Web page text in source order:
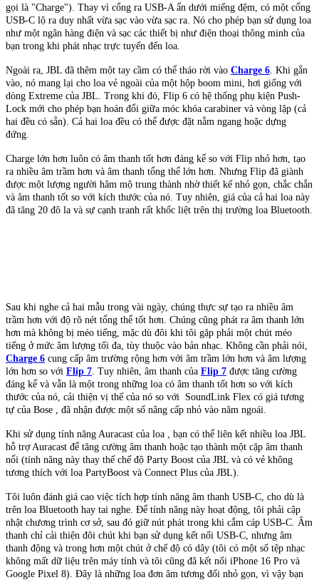
gọi là "Charge"). Thay vì cổng ra USB-A ẩn dưới miếng đệm, có một cổng
USB-C lộ ra duy nhất vừa sạc vào vừa sạc ra. Nó cho phép bạn sử dụng loa
như một ngân hàng điện và sạc các thiết bị như điện thoại thông minh của
bạn trong khi phát nhạc trực tuyến đến loa.
Ngoài ra, JBL đã thêm một tay cầm có thể tháo rời vào Charge 6 . Khi gắn
vào, nó mang lại cho loa vẻ ngoài của một hộp boom mini, hơi giống với
dòng Extreme của JBL. Trong khi đó, Flip 6 có hệ thống phụ kiện Push-
Lock mới cho phép bạn hoán đổi giữa móc khóa carabiner và vòng lặp (cả
hai đều có sẵn). Cả hai loa đều có thể được đặt nằm ngang hoặc dựng
đứng.
Charge lớn hơn luôn có âm thanh tốt hơn đáng kể so với Flip nhỏ hơn, tạo
ra nhiều âm trầm hơn và âm thanh tổng thể lớn hơn. Nhưng Flip đã giành
được một lượng người hâm mộ trung thành nhờ thiết kế nhỏ gọn, chắc chắn
và âm thanh tốt so với kích thước của nó. Tuy nhiên, giá của cả hai loa này
đã tăng 20 đô la và sự cạnh tranh rất khốc liệt trên thị trường loa Bluetooth.
Sau khi nghe cả hai mẫu trong vài ngày, chúng thực sự tạo ra nhiều âm
trầm hơn với độ rõ nét tổng thể tốt hơn. Chúng cũng phát ra âm thanh lớn
hơn mà không bị méo tiếng, mặc dù đôi khi tôi gặp phải một chút méo
tiếng ở mức âm lượng tối đa, tùy thuộc vào bản nhạc. Không cần phải nói,
Charge 6 cung cấp âm trường rộng hơn với âm trầm lớn hơn và âm lượng
lớn hơn so với Flip 7 . Tuy nhiên, âm thanh của Flip 7 được tăng cường
đáng kể và vẫn là một trong những loa có âm thanh tốt hơn so với kích
thước của nó, cải thiện vị thế của nó so với SoundLink Flex có giá tương
tự của Bose , đã nhận được một số nâng cấp nhỏ vào năm ngoái.
Khi sử dụng tính năng Auracast của loa , bạn có thể liên kết nhiều loa JBL
hỗ trợ Auracast để tăng cường âm thanh hoặc tạo thành một cặp âm thanh
nổi (tính năng này thay thế chế độ Party Boost của JBL và có vẻ không
tương thích với loa PartyBoost và Connect Plus của JBL).
Tôi luôn đánh giá cao việc tích hợp tính năng âm thanh USB-C, cho dù là
trên loa Bluetooth hay tai nghe. Để tính năng này hoạt động, tôi phải cập
nhật chương trình cơ sở, sau đó giữ nút phát trong khi cắm cáp USB-C. Âm
thanh chỉ cải thiện đôi chút khi bạn sử dụng kết nối USB-C, nhưng âm
thanh động và trong hơn một chút ở chế độ có dây (tôi có một số tệp nhạc
không mất dữ liệu trên máy tính và tôi cũng đã kết nối iPhone 16 Pro và
Google Pixel 8). Đây là những loa đơn âm tương đối nhỏ gọn, vì vậy bạn